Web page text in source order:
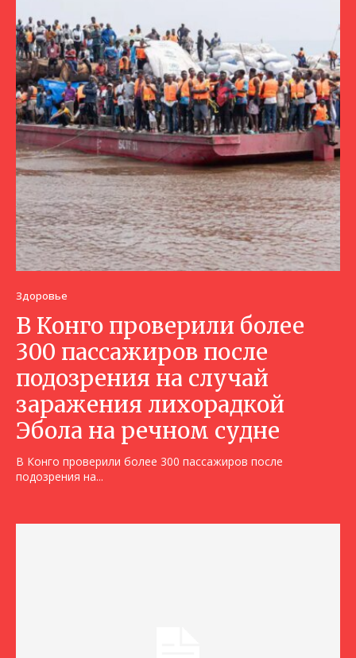
Здоровье
В Конго проверили более
300 пассажиров после
подозрения на случай
заражения лихорадкой
Эбола на речном судне
В Конго проверили более 300 пассажиров после
подозрения на...